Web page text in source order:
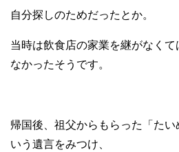
自分探しのためだったとか。
当時は飲食店の家業を継がなく
なかったそうです。
帰国後、祖父からもらった「た
いう遺言をみつけ、